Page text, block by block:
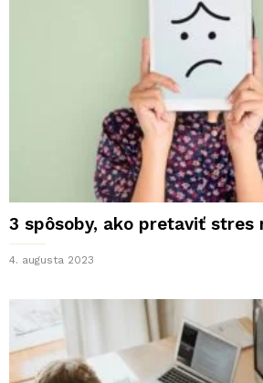
3 spôsoby, ako pretaviť stres
4. augusta 2023